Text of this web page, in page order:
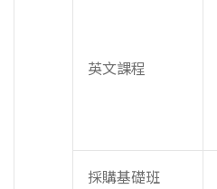
英文課程
採購基礎班